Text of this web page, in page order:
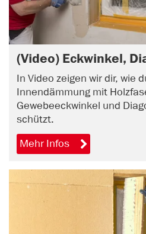
(Video) Eckwinkel,
In Video zeigen wir dir, wie
Innendämmung mit
Gewebeeckwinkel und
schützt.
Mehr Infos